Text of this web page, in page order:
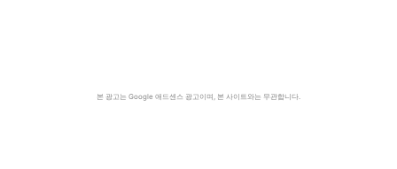
본 광고는 Google 애드센스 광고이며, 본 사이트와는 무관합니다.